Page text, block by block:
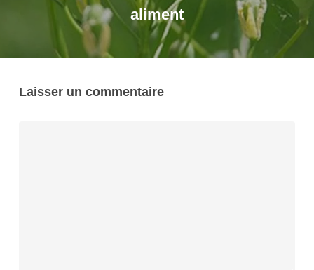
aliment
Laisser un commentaire